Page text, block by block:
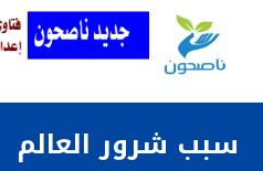
سبب شرور العالم